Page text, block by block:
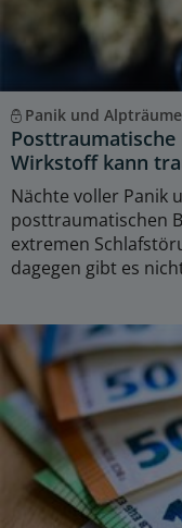
Panik und Alpträume
Posttraumatische
Wirkstoff kann
Nächte voller Panik
posttraumatischen
extremen
dagegen gibt es